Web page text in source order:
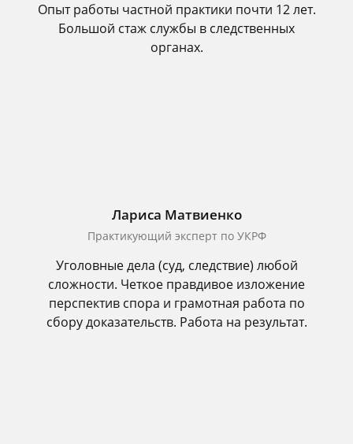
Опыт работы частной практики почти 12 лет.
Большой стаж службы в следственных
органах.
Лариса Матвиенко
Практикующий эксперт по УКРФ
Уголовные дела (суд, следствие) любой
сложности. Четкое правдивое изложение
перспектив спора и грамотная работа по
сбору доказательств. Работа на результат.